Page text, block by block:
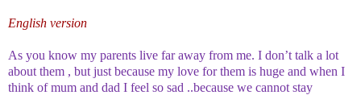
English version
As you know my parents live far away from me. I don’t talk a lot
about them , but just because my love for them is huge and when I
think of mum and dad I feel so sad ..because we cannot stay